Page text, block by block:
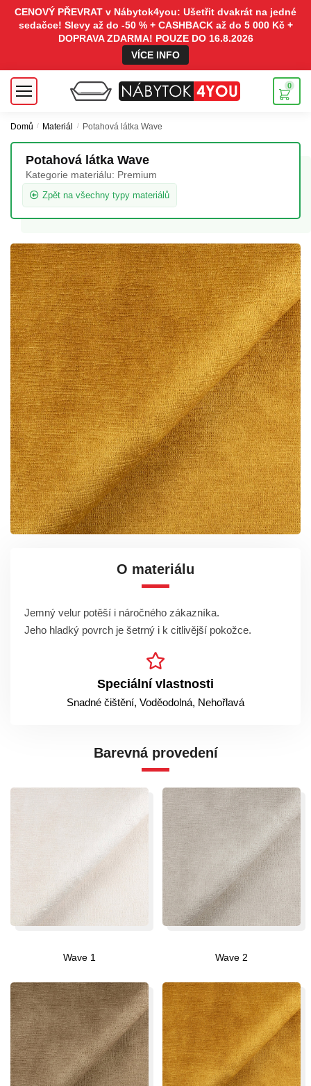
CENOVÝ PŘEVRAT v Nábytok4you: Ušetřit dvakrát na jedné
sedačce! Slevy až do -50 % + CASHBACK až do 5 000 Kč +
DOPRAVA ZDARMA! POUZE DO 16.8.2026
VÍCE INFO
0
Domů / Materiál / Potahová látka Wave
Potahová látka Wave
Kategorie materiálu: Premium
Zpět na všechny typy materiálů
O materiálu
Jemný velur potěší i náročného zákazníka.
Jeho hladký povrch je šetrný i k citlivější pokožce.
Speciální vlastnosti
Snadné čištění, Voděodolná, Nehořlavá
Barevná provedení
Wave 1 Wave 2